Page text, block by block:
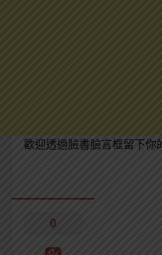
歡迎透過臉書臉言框留下你
0